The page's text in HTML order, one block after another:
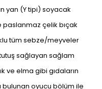
yan (Y tipi) soyacak
paslanmaz çelik bıçak
tüm sebze/meyveler
sağlayan sağlam
ve elma gibi gıdaların
bulunan oyucu bölüm ile